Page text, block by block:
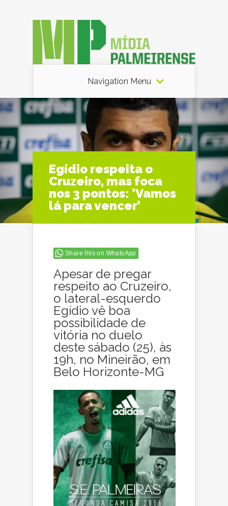
Navigation Menu
Egídio respeita o
Cruzeiro, mas foca
nos 3 pontos: ’Vamos
lá para vencer’
Share this on WhatsApp
Apesar de pregar
respeito ao Cruzeiro,
o lateral-esquerdo
Egídio vê boa
possibilidade de
vitória no duelo
deste sábado (25), às
19h, no Mineirão, em
Belo Horizonte-MG